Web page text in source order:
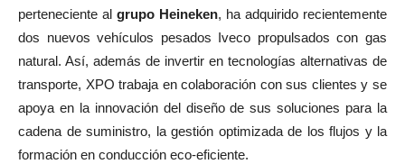
perteneciente al grupo Heineken, ha adquirido recientemente
dos nuevos vehículos pesados Iveco propulsados con gas
natural. Así, además de invertir en tecnologías alternativas de
transporte, XPO trabaja en colaboración con sus clientes y se
apoya en la innovación del diseño de sus soluciones para la
cadena de suministro, la gestión optimizada de los flujos y la
formación en conducción eco-eficiente.